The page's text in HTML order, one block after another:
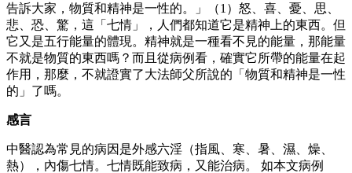
告訴大家，物質和精神是一性的。」（1）怒、喜、憂、思、
悲、恐、驚，這「七情」，人們都知道它是精神上的東西。但
它又是五行能量的體現。精神就是一種看不見的能量，那能量
不就是物質的東西嗎？而且從病例看，確實它所帶的能量在起
作用，那麼，不就證實了大法師父所說的「物質和精神是一性
的」了嗎。
感言
中醫認為常見的病因是外感六淫（指風、寒、暑、濕、燥、
熱），內傷七情。七情既能致病，又能治病。 如本文病例